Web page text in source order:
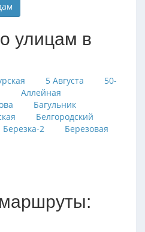
улицам в
5 Августа
50-
Аллейная
Багульник
Белгородский
Березка-2
Березовая